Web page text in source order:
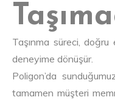
Taşınma süreci, doğru
deneyime dönüşür.
Poligon’da
tamamen müşteri